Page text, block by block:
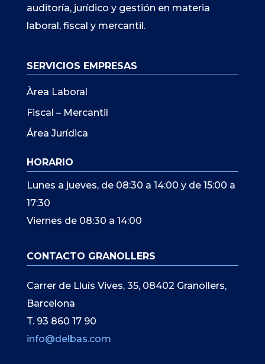
auditoría, jurídico y gestión en materia
laboral, fiscal y mercantil.
SERVICIOS EMPRESAS
Àrea Laboral
Fiscal – Mercantil
Área Jurídica
HORARIO
Lunes a jueves, de 08:30 a 14:00 y de 15:00 a
17:30
Viernes de 08:30 a 14:00
CONTACTO GRANOLLERS
Carrer de Lluís Vives, 35, 08402 Granollers,
Barcelona
T. 93 860 17 90
info@delbas.com